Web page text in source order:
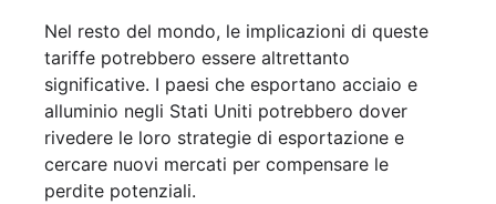
Nel resto del mondo, le implicazioni di queste
tariffe potrebbero essere altrettanto
significative. I paesi che esportano acciaio e
alluminio negli Stati Uniti potrebbero dover
rivedere le loro strategie di esportazione e
cercare nuovi mercati per compensare le
perdite potenziali.